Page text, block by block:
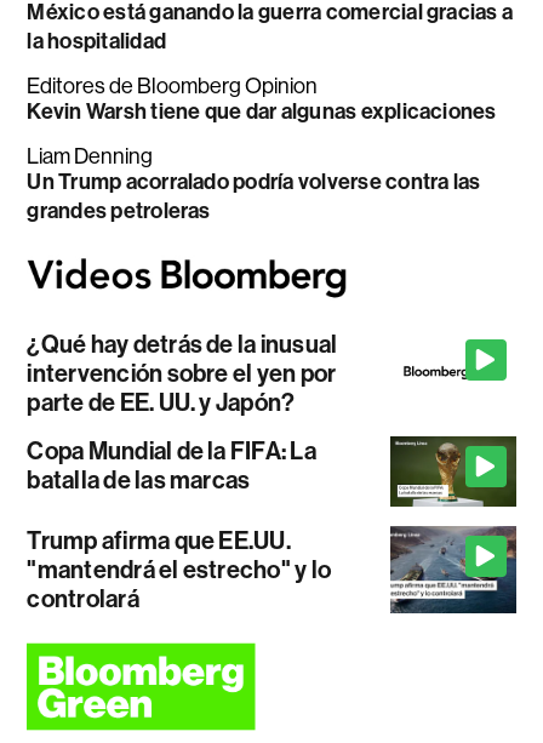
México está ganando la guerra comercial gracias a
la hospitalidad
Editores de Bloomberg Opinion
Kevin Warsh tiene que dar algunas explicaciones
Liam Denning
Un Trump acorralado podría volverse contra las
grandes petroleras
¿Qué hay detrás de la inusual
intervención sobre el yen por
parte de EE. UU. y Japón?
Copa Mundial de la FIFA: La
batalla de las marcas
Trump afirma que EE.UU.
"mantendrá el estrecho" y lo
controlará